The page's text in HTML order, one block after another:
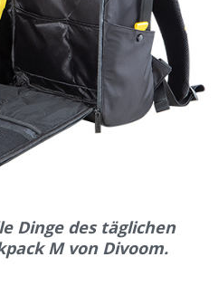
Dinge des täglichen
M von Divoom.